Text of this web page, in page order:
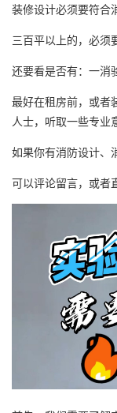
装修设计必须要符合
三百平以上的，必须
还要看是否有：一消
最好在租房前，或者
人士，听取一些专业
如果你有消防设计、
可以评论留言，或者